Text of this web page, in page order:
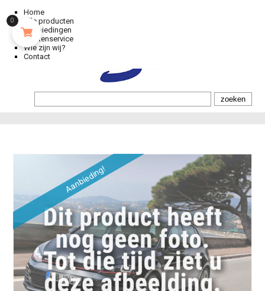
Home
Alle producten
Aanbiedingen
Klantenservice
Wie zijn wij?
Contact
Aanbieding!
0